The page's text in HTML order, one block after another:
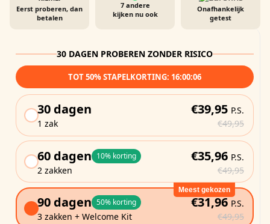
Eerst proberen, dan
betalen
7andere
kijken nu ook
Onafhankelijk
getest
30 DAGEN PROBEREN ZONDER RISICO
TOT 50% STAPELKORTING: 16:00:04
30 dagen
1 zak
€39,95 P.S.
€49,95
60 dagen 10% korting
2 zakken
€35,96 P.S.
€49,95
Meest gekozen
90 dagen 50% korting
3 zakken + Welcome Kit
€31,96 P.S.
€49,95